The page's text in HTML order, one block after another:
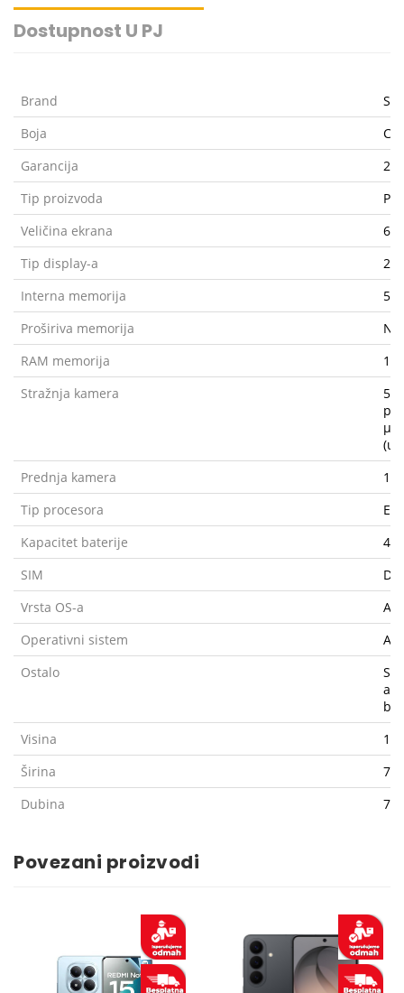
Dostupnost U PJ
Brand
Boja
Garancija
2
Tip proizvoda
Veličina ekrana
Tip display-a
Interna memorija
Proširiva memorija
Ne
RAM memorija
12
Stražnja kamera
50
Prednja kamera
12
Tip procesora
Kapacitet baterije
SIM
Vrsta OS-a
Operativni sistem
Ostalo
Visina
Širina
Dubina
Povezani proizvodi